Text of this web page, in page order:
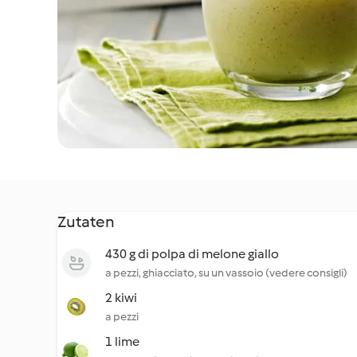
Zutaten
430 g di polpa di melone giallo
a pezzi, ghiacciato, su un vassoio (vedere consigli)
2 kiwi
a pezzi
1 lime